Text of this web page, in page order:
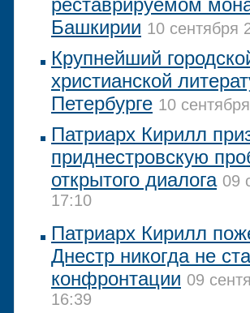
реставрируемом
Башкирии 10 сентября
Крупнейший
христианской
Петербурге 10
Патриарх Кирилл
приднестровскую
открытого диалога 09
17:10
Патриарх Кирилл
Днестр никогда не
конфронтации 09
16:39